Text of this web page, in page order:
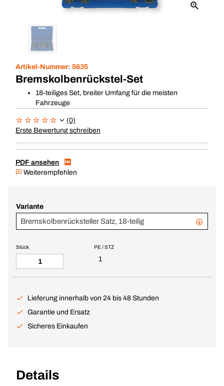
Artikel-Nummer: 5635
Bremskolbenrückstel-Set
18-teiliges Set, breiter Umfang für die meisten
Fahrzeuge
(0)
Erste Bewertung schreiben
PDF ansehen
Weiterempfehlen
Variante
Bremskolbenrücksteller Satz, 18-teilig
PE / STZ
1
Stück
Lieferung innerhalb von 24 bis 48 Stunden
Garantie und Ersatz
Sicheres Einkaufen
Details